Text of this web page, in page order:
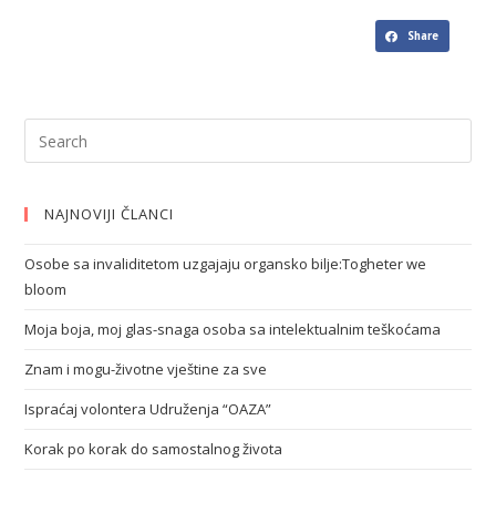
Share
NAJNOVIJI ČLANCI
Osobe sa invaliditetom uzgajaju organsko bilje:Togheter we
bloom
Moja boja, moj glas-snaga osoba sa intelektualnim teškoćama
Znam i mogu-životne vještine za sve
Ispraćaj volontera Udruženja “OAZA”
Korak po korak do samostalnog života